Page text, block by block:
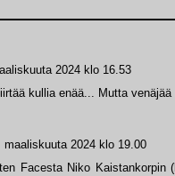
2024 klo 16.53
kullia enää... Mutta
maaliskuuta 2024 klo 19.00
Facesta Niko Kaistankorpin